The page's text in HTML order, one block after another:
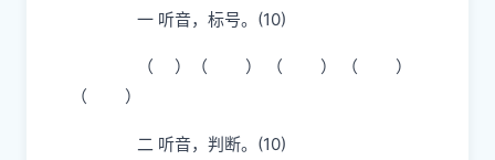
一 听音，标号。(10)
（ ）（ ） （ ） （ ）
（ ）
二 听音，判断。(10)